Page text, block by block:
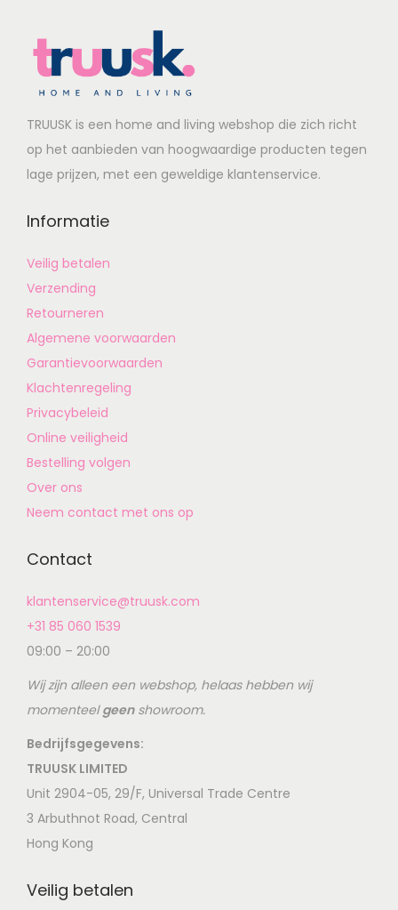
TRUUSK is een home and living webshop die zich richt
op het aanbieden van hoogwaardige producten tegen
lage prijzen, met een geweldige klantenservice.
Informatie
Veilig betalen
Verzending
Retourneren
Algemene voorwaarden
Garantievoorwaarden
Klachtenregeling
Privacybeleid
Online veiligheid
Bestelling volgen
Over ons
Neem contact met ons op
Contact
klantenservice@truusk.com
+31 85 060 1539
09:00 – 20:00
Wij zijn alleen een webshop, helaas hebben wij
momenteelgeenshowroom.
Bedrijfsgegevens:
TRUUSK LIMITED
Unit 2904-05, 29/F, Universal Trade Centre
3 Arbuthnot Road, Central
Hong Kong
Veilig betalen